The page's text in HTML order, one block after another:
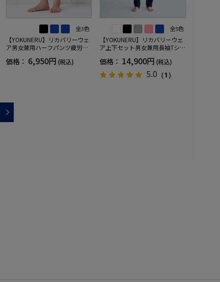
全3色
【YOKUNERU】リカバリーウェ
ア男女兼用ハーフパンツ疲労回
IX(R)【一般医療機器】SS～LLサ
価格： 6,950円 (税込)
全5色
【YOKUNERU】リカバリーウェ
ア上下セット男女兼用長袖Tシャ
進遠赤外線快眠NANOMIX(R)【一
般医療機器】SS～LLサイズ
価格： 14,900円 (税込)
5.0 （1）